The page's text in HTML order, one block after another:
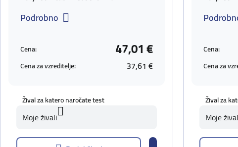
Podrobno
Cena: 47,01 €
Cena za vzreditelje: 37,61 €
Žival za katero naročate test
Moje živali
Cena:
Cena za
Žival za
Moje